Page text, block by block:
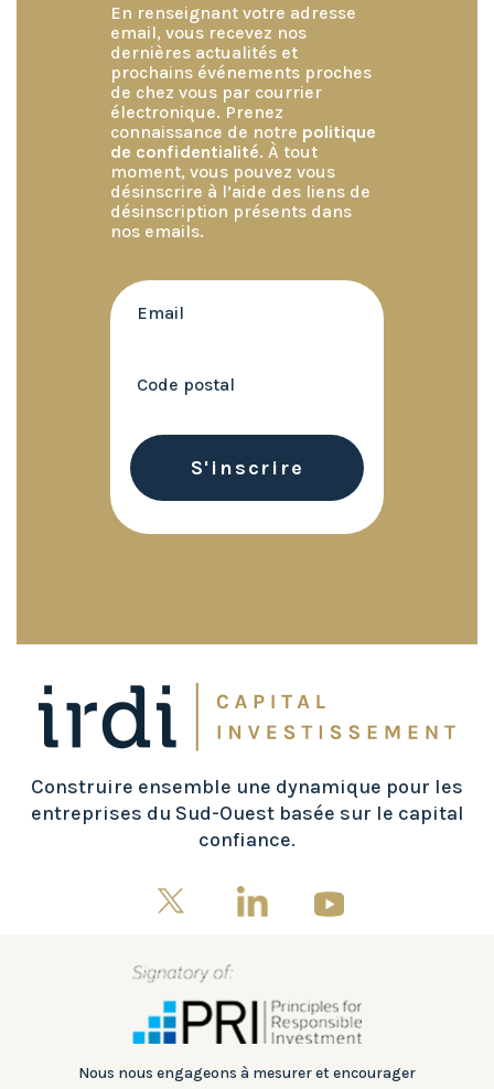
En renseignant votre adresse
email, vous recevez nos
dernières actualités et
prochains événements proches
de chez vous par courrier
électronique. Prenez
connaissance de notre politique
de confidentialité. À tout
moment, vous pouvez vous
désinscrire à l’aide des liens de
désinscription présents dans
nos emails.
Construire ensemble une dynamique pour les
entreprises du Sud-Ouest basée sur le capital
confiance.
Nous nous engageons à mesurer et encourager